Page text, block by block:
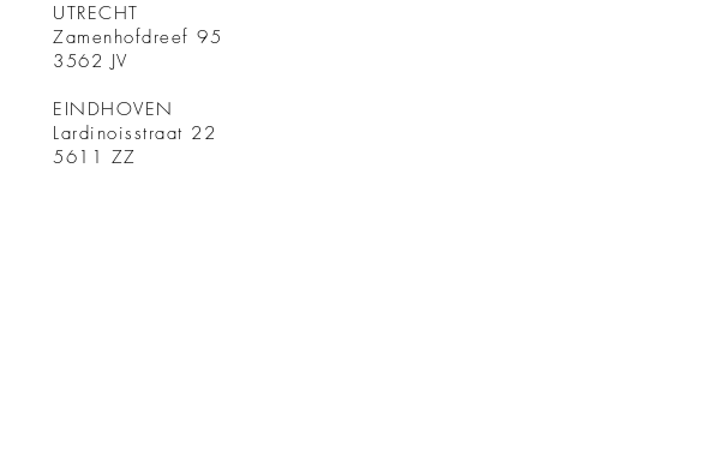
UTRECHT
Zamenhofdreef 95
3562 JV
EINDHOVEN
Lardinoisstraat 22
5611 ZZ